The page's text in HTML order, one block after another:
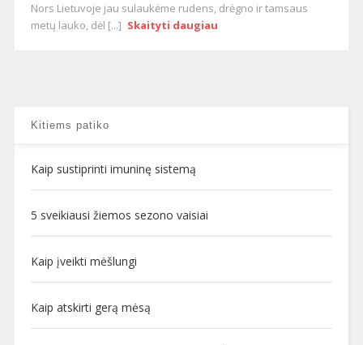
Nors Lietuvoje jau sulaukėme rudens, drėgno ir tamsaus
metų lauko, dėl [...] Skaityti daugiau
Kitiems patiko
Kaip sustiprinti imuninę sistemą
5 sveikiausi žiemos sezono vaisiai
Kaip įveikti mėšlungi
Kaip atskirti gerą mėsą